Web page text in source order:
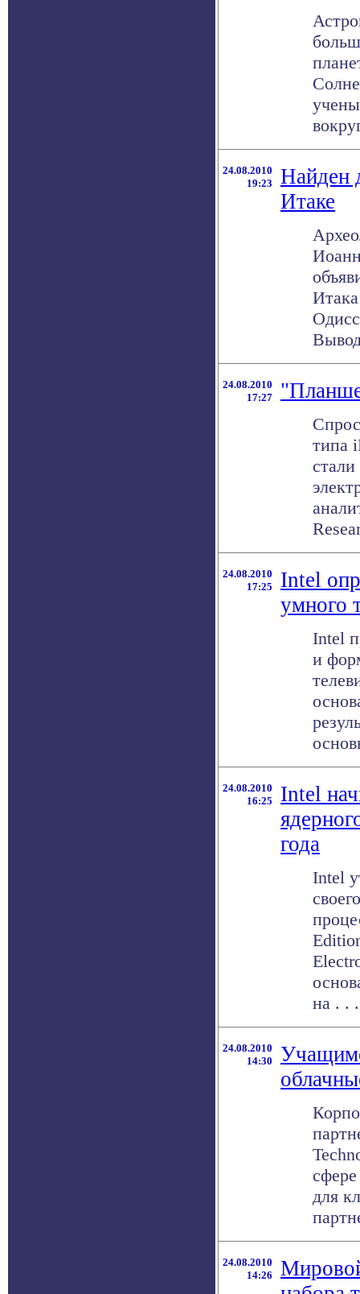
24.08.2010
19:23
Найден
Итаке
24.08.2010
17:27
типа
24.08.2010
17:25
Intel
умного
Intel
и
24.08.2010
16:25
Intel
года
Intel
на . . .
24.08.2010
14:30
для
24.08.2010
14:26